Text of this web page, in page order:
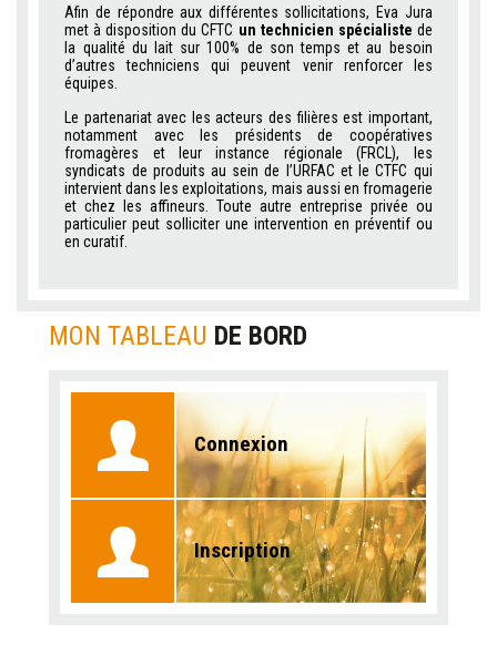
Afin de répondre aux différentes sollicitations, Eva Jura
met à disposition du CFTC un technicien spécialiste de
la qualité du lait sur 100% de son temps et au besoin
d’autres techniciens qui peuvent venir renforcer les
équipes.
Le partenariat avec les acteurs des filières est important,
notamment avec les présidents de coopératives
fromagères et leur instance régionale (FRCL), les
syndicats de produits au sein de l’URFAC et le CTFC qui
intervient dans les exploitations, mais aussi en fromagerie
et chez les affineurs. Toute autre entreprise privée ou
particulier peut solliciter une intervention en préventif ou
en curatif.
MON TABLEAU DE BORD
Connexion
Inscription